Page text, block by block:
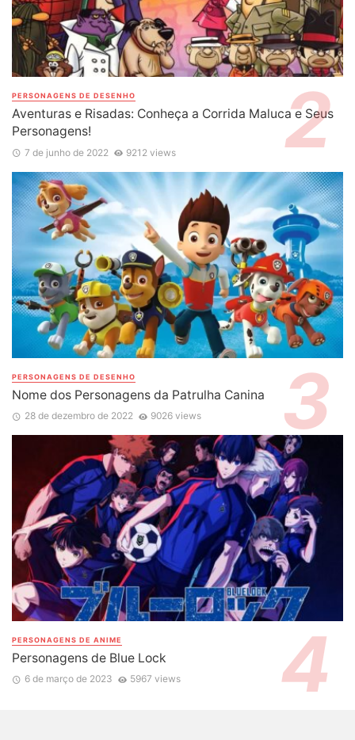
PERSONAGENS DE DESENHO
Aventuras e Risadas: Conheça a Corrida Maluca e Seus
Personagens!
7 de junho de 2022 9212 views
PERSONAGENS DE DESENHO
Nome dos Personagens da Patrulha Canina
28 de dezembro de 2022 9026 views
PERSONAGENS DE ANIME
Personagens de Blue Lock
6 de março de 2023 5967 views